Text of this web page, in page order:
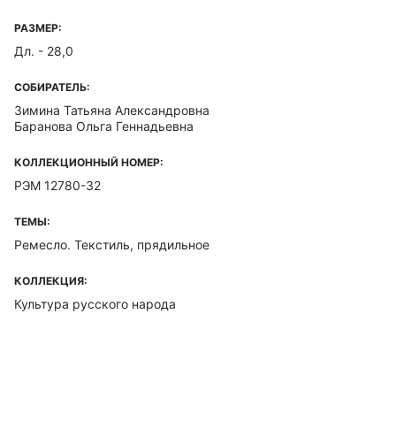
РАЗМЕР:
Дл. - 28,0
СОБИРАТЕЛЬ:
Зимина Татьяна Александровна
Баранова Ольга Геннадьевна
КОЛЛЕКЦИОННЫЙ НОМЕР:
РЭМ 12780-32
ТЕМЫ:
Ремесло. Текстиль, прядильное
КОЛЛЕКЦИЯ:
Культура русского народа